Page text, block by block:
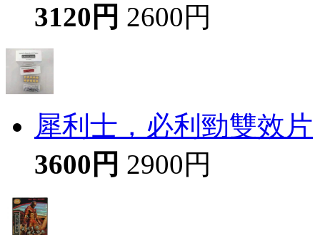
3120円 2600円
犀利士，必利勁雙效片
3600円 2900円